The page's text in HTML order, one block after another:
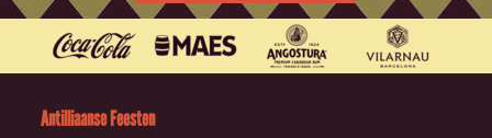
Antilliaanse Feesten